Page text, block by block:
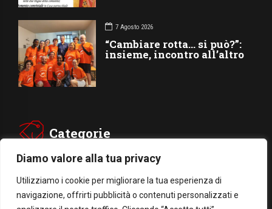
Diamo valore alla tua privacy
Utilizziamo i cookie per migliorare la tua esperienza di
navigazione, offrirti pubblicità o contenuti personalizzati e
7 Agosto 2026
“Cambiare rotta… si può?”:
insieme, incontro all’altro
Categorie
CARITÁ GIUBILEO